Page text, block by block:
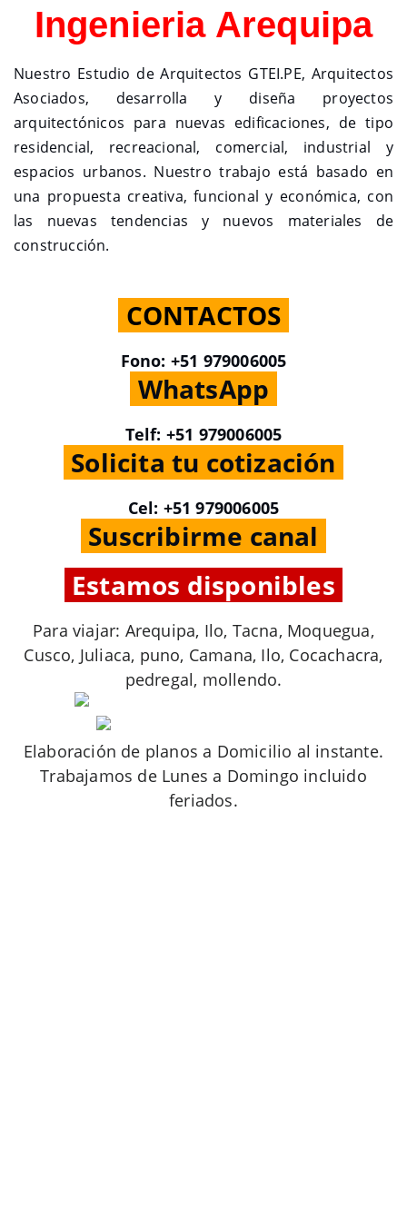
Ingenieria Arequipa
Nuestro Estudio de Arquitectos GTEI.PE, Arquitectos
Asociados, desarrolla y diseña proyectos
arquitectónicos para nuevas edificaciones, de tipo
residencial, recreacional, comercial, industrial y
espacios urbanos. Nuestro trabajo está basado en
una propuesta creativa, funcional y económica, con
las nuevas tendencias y nuevos materiales de
construcción.
CONTACTOS
Fono: +51 979006005
WhatsApp
Telf: +51 979006005
Solicita tu cotización
Cel: +51 979006005
Suscribirme canal
Estamos disponibles
Para viajar: Arequipa, Ilo, Tacna, Moquegua,
Cusco, Juliaca, puno, Camana, Ilo, Cocachacra,
pedregal, mollendo.
Elaboración de planos a Domicilio al instante.
Trabajamos de Lunes a Domingo incluido
feriados.